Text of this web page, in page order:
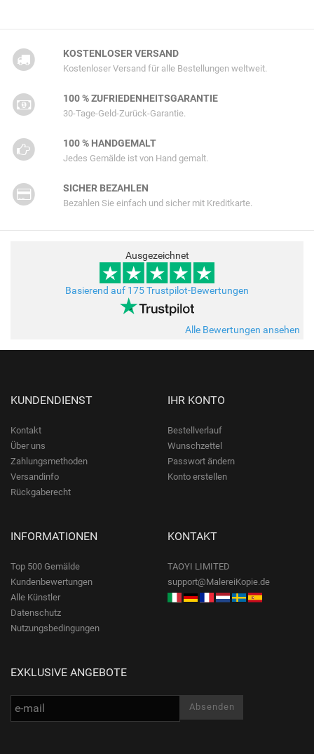
KOSTENLOSER VERSAND
Kostenloser Versand für alle Bestellungen weltweit.
100 % ZUFRIEDENHEITSGARANTIE
30-Tage-Geld-Zurück-Garantie.
100 % HANDGEMALT
Jedes Gemälde ist von Hand gemalt.
SICHER BEZAHLEN
Bezahlen Sie einfach und sicher mit Kreditkarte.
Ausgezeichnet
Basierend auf 175 Trustpilot-Bewertungen
Alle Bewertungen ansehen
KUNDENDIENST
Kontakt
Über uns
Zahlungsmethoden
Versandinfo
Rückgaberecht
IHR KONTO
Bestellverlauf
Wunschzettel
Passwort ändern
Konto erstellen
INFORMATIONEN
Top 500 Gemälde
Kundenbewertungen
Alle Künstler
Datenschutz
Nutzungsbedingungen
KONTAKT
TAOYI LIMITED
support@MalereiKopie.de
EXKLUSIVE ANGEBOTE